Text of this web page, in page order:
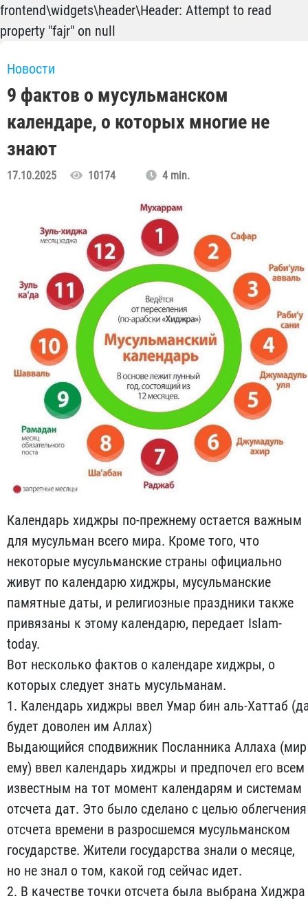
frontend\widgets\header\Header: Attempt to read
property "fajr" on null
Новости
9 фактов о мусульманском
календаре, о которых многие не
знают
17.10.2025 10174 4 min.
Календарь хиджры по-прежнему остается важным
для мусульман всего мира. Кроме того, что
некоторые мусульманские страны официально
живут по календарю хиджры, мусульманские
памятные даты, и религиозные праздники также
привязаны к этому календарю, передает Islam-
today.
Вот несколько фактов о календаре хиджры, о
которых следует знать мусульманам.
1. Календарь хиджры ввел Умар бин аль-Хаттаб
будет доволен им Аллах)
Выдающийся сподвижник Посланника Аллаха (мир
ему) ввел календарь хиджры и предпочел его всем
известным на тот момент календарям и системам
отсчета дат. Это было сделано с целью облегчения
отсчета времени в разросшемся мусульманском
государстве. Жители государства знали о месяце,
но не знал о том, какой год сейчас идет.
2. В качестве точки отсчета была выбрана Хиджра